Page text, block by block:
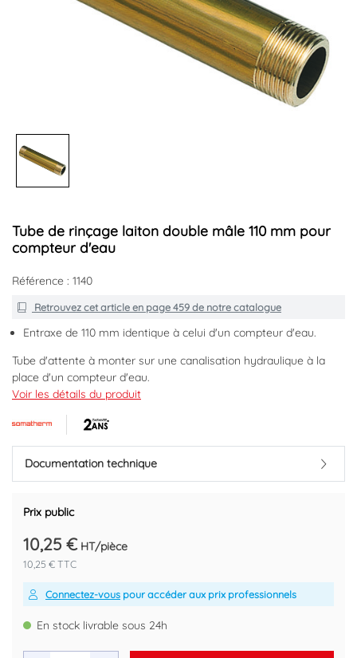
Tube de rinçage laiton double mâle 110 mm pour
compteur d'eau
Référence : 1140
Retrouvez cet article en page 459de notre catalogue
Entraxe de 110 mm identique à celui d'un compteur d'eau.
Tube d'attente à monter sur une canalisation hydraulique à la
place d'un compteur d'eau.
Permet la dépose d'un compteur ou la mise en eau d'un réseau
compteur d'eau à la place de la rallonge.
Matière laiton pour une meilleure durabilité dans le temps.
Longueur : 110mm.
Raccord double mâle 3/4".
Marque : SOMATHERM
Code EAN : 3540732140003
Voir les détails du produit
Documentation technique
Prix public
10,25 € HT/pièce
10,25 € TTC
Connectez-vous pour accéder aux prix professionnels
En stock livrable sous 24h